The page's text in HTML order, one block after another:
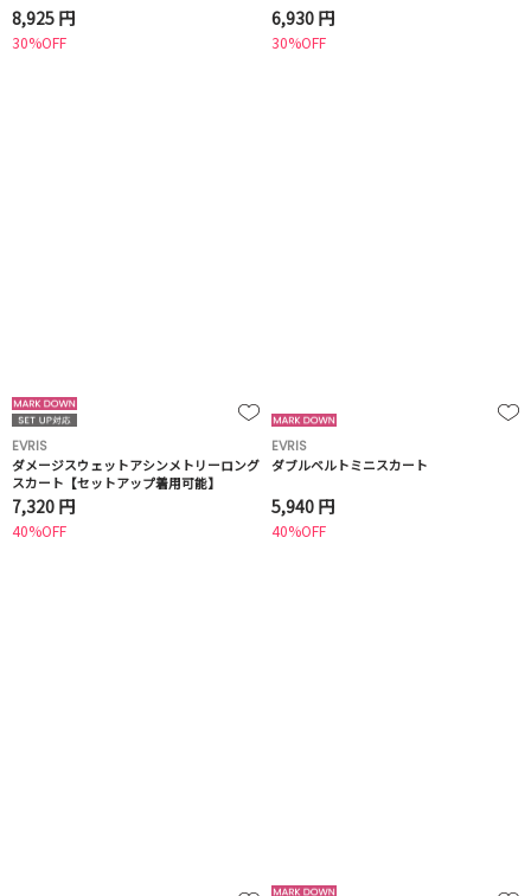
8,925 円
30%OFF
6,930 円
30%OFF
EVRIS
ダメージスウェットアシンメトリーロング
スカート【セットアップ着用可能】
7,320 円
40%OFF
EVRIS
ダブルベルトミニスカート
5,940 円
40%OFF